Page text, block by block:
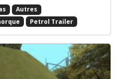
Autres
Petrol Trailer